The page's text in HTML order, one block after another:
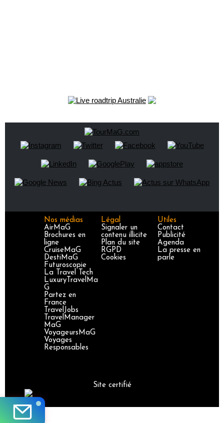
Nos médias
AirMaG
Brochures en
ligne
CruiseMaG
DestiMaG
Futuroscopie
La Travel Tech
LuxuryTravelMa
G
Partez en
France
TravelJobs
TravelManager
MaG
VoyageursMaG
Voyages
Responsables
Légal
Signaler un
contenu illicite
Plan du site
RGPD
Cookies
Utiles
Contact
Publicité
Agenda
La presse en
parle
Site certifié